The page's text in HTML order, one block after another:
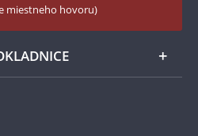
miestneho hovoru)